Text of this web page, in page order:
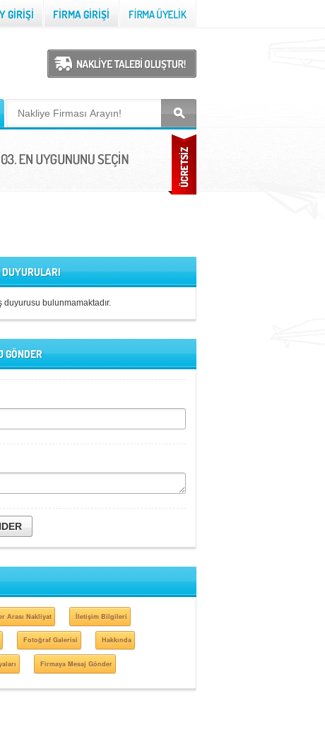
duyurusu bulunmamaktadır.
GÖNDER
Arası Nakliyat İletişim Bilgileri
Fotoğraf Galerisi Hakkında
Firmaya Mesaj Gönder